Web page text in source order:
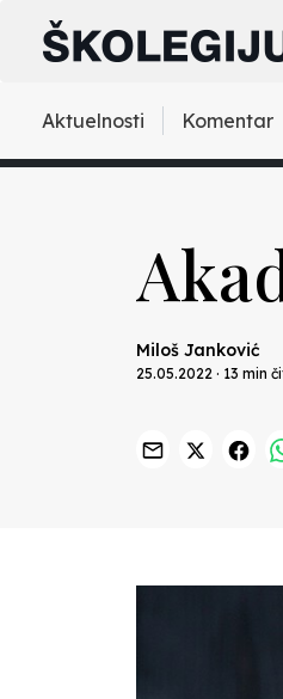
Aktuelnosti Komentar
Miloš Janković
25.05.2022 · 13 min